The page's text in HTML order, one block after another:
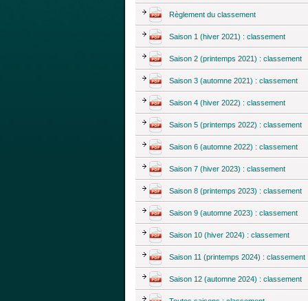
Règlement du classement
Saison 1 (hiver 2021) : classement
Saison 2 (printemps 2021) : classement
Saison 3 (automne 2021) : classement
Saison 4 (hiver 2022) : classement
Saison 5 (printemps 2022) : classement
Saison 6 (automne 2022) : classement
Saison 7 (hiver 2023) : classement
Saison 8 (printemps 2023) : classement
Saison 9 (automne 2023) : classement
Saison 10 (hiver 2024) : classement
Saison 11 (printemps 2024) : classement
Saison 12 (automne 2024) : classement